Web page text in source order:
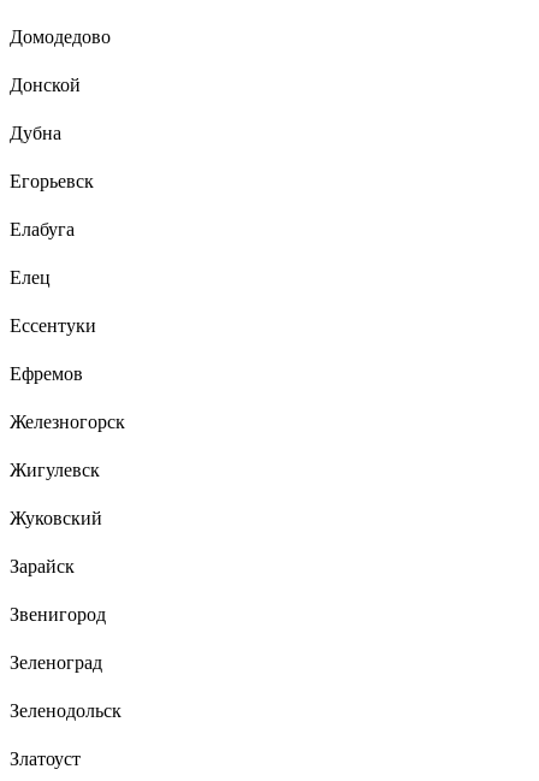
Домодедово
Донской
Дубна
Егорьевск
Елабуга
Елец
Ессентуки
Ефремов
Железногорск
Жигулевск
Жуковский
Зарайск
Звенигород
Зеленоград
Зеленодольск
Златоуст